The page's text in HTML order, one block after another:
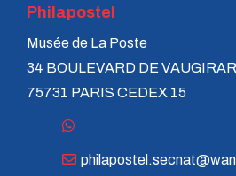
Philapostel
Musée de La Poste
34 BOULEVARD DE
75731 PARIS CEDEX 15